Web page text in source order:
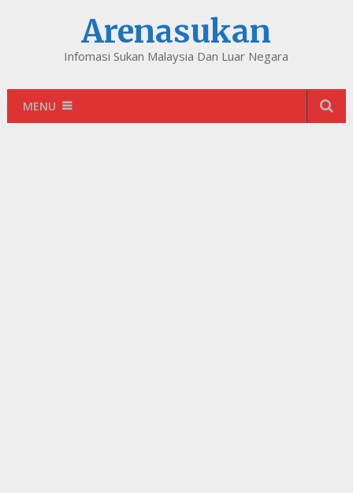
Arenasukan
Infomasi Sukan Malaysia Dan Luar Negara
MENU